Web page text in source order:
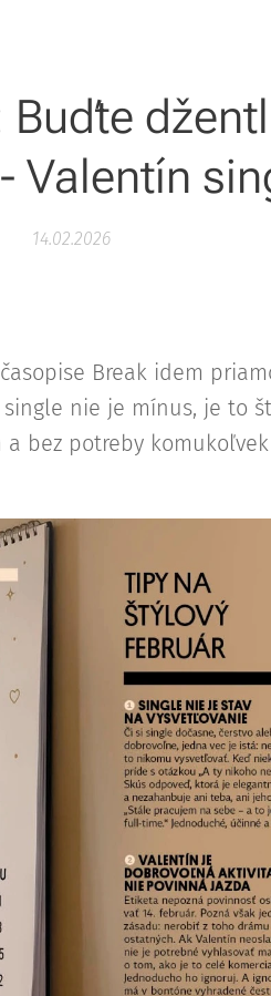
Buďte
Valentín
14.02.2026
Break idem
nie je mínus, je to
bez potreby